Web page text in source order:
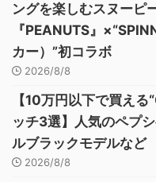
ングを楽しむスヌーピー
『PEANUTS』
カー）”初コラボ
2026/8/8
【10万円以下で買える
ッチ3選】人気のペプ
ルブラックモデルなど
2026/8/8